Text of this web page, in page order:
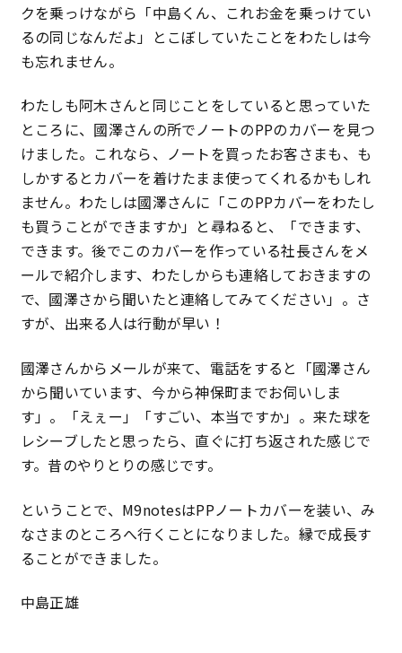
クを乗っけながら「中島くん、これお金を乗っけてい
るの同じなんだよ」とこぼしていたことをわたしは今
も忘れません。
わたしも阿木さんと同じことをしていると思っていた
ところに、國澤さんの所でノートのPPのカバーを見つ
けました。これなら、ノートを買ったお客さまも、も
しかするとカバーを着けたまま使ってくれるかもしれ
ません。わたしは國澤さんに「このPPカバーをわたし
も買うことができますか」と尋ねると、「できます、
できます。後でこのカバーを作っている社長さんをメ
ールで紹介します、わたしからも連絡しておきますの
で、國澤さから聞いたと連絡してみてください」。さ
すが、出来る人は行動が早い！
國澤さんからメールが来て、電話をすると「國澤さん
から聞いています、今から神保町までお伺いしま
す」。「えぇー」「すごい、本当ですか」。来た球を
レシーブしたと思ったら、直ぐに打ち返された感じで
す。昔のやりとりの感じです。
ということで、M9notesはPPノートカバーを装い、み
なさまのところへ行くことになりました。縁で成長す
ることができました。
中島正雄